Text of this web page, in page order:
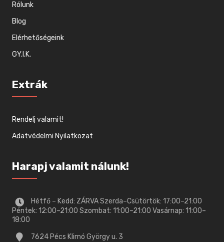
Rólunk
Blog
Elérhetőségeink
GY.I.K.
Extrák
Rendelj valamit!
Adatvédelmi Nyilatkozat
Harapj valamit nálunk!
Hétfő – Kedd: ZÁRVA Szerda–Csütörtök: 17:00–21:00
Péntek: 12:00–21:00 Szombat: 11:00–21:00 Vasárnap: 11:00–
18:00
7624 Pécs Klimó György u. 3